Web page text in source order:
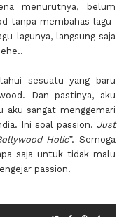
menurutnya, belum
tanpa membahas lagu-
lagunya, langsung saja
sesuatu yang baru
Dan pastinya, aku
aku sangat menggemari
Ini soal passion. Just
Holic”. Semoga
saja untuk tidak malu
passion!